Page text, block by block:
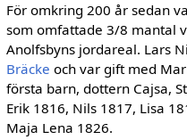
För omkring 200 år sedan
som omfattade 3/8 mantal
Anolfsbyns jord­areal. Lars
Bräcke och var gift med
första barn, dottern Cajsa,
Erik 1816, Nils 1817, Lisa
Maja Lena 1826.